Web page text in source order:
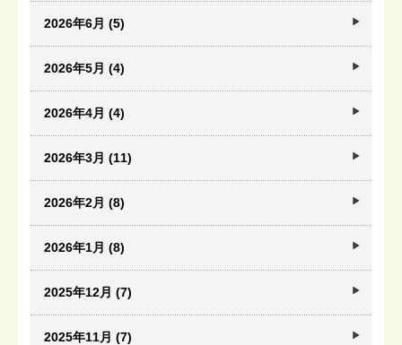
2026年6月 (5)
2026年5月 (4)
2026年4月 (4)
2026年3月 (11)
2026年2月 (8)
2026年1月 (8)
2025年12月 (7)
2025年11月 (7)